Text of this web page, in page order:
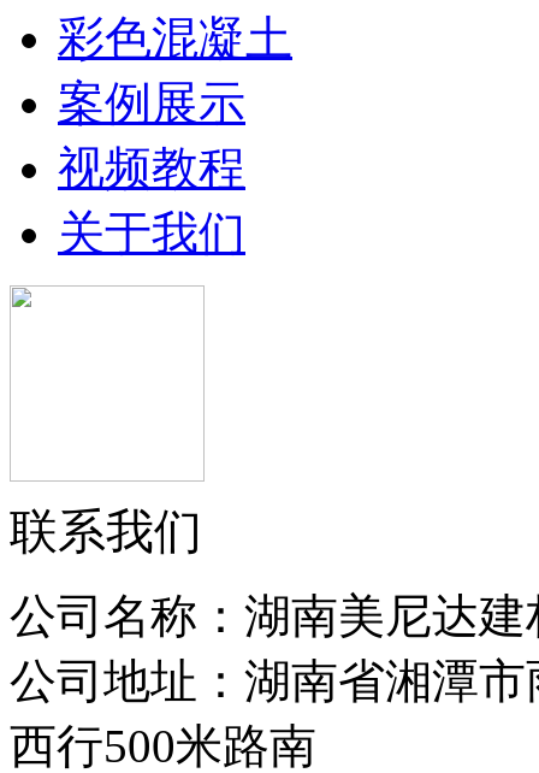
彩色混凝土
案例展示
视频教程
关于我们
联系我们
公司名称：湖南美尼达
公司地址：湖南省湘潭
西行500米路南